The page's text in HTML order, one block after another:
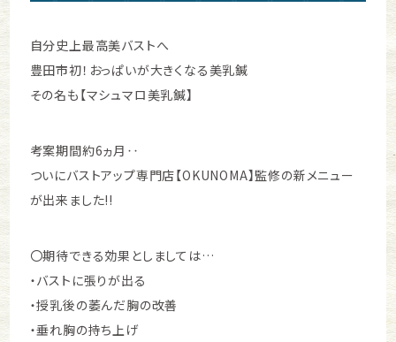
自分史上最高美バストへ
豊田市初！おっぱいが大きくなる美乳鍼
その名も【マシュマロ美乳鍼】
考案期間約6ヵ月‥
ついにバストアップ専門店【OKUNOMA】監修の新メニュー
が出来ました!!
〇期待できる効果としましては…
・バストに張りが出る
・授乳後の萎んだ胸の改善
・垂れ胸の持ち上げ